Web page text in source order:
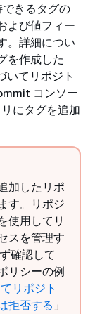
きるタグの
よび値フィー
。詳細につい
を作成した
いてリポジト
コンソー
にタグを追加
加したリポ
す。リポジ
使用してリ
スを管理す
確認して
リシーの例
リポジト
拒否する 」